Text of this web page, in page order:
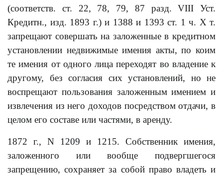
(соответств. ст. 22, 78, 79, 87 разд. VIII Уст.
Кредитн., изд. 1893 г.) и 1388 и 1393 ст. 1 ч. Х т.
запрещают совершать на заложенные в кредитном
установлении недвижимые имения акты, по коим
те имения от одного лица переходят во владение к
другому, без согласия сих установлений, но не
воспрещают пользования заложенным имением и
извлечения из него доходов посредством отдачи, в
целом его составе или частями, в аренду.
1872 г., N 1209 и 1215. Собственник имения,
заложенного или вообще подвергшегося
запрещению, сохраняет за собой право владеть и